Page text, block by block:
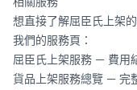
想直接了解屈臣氏上架
我們的服務頁：
屈臣氏上架服務 — 費用
貨品上架服務總覽 — 完